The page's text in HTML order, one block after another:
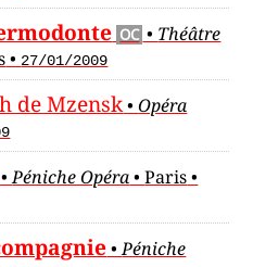
OC • Théâtre
• 27/01/2009
de Mzensk•Opéra
•Péniche Opéra•Paris•
•Péniche